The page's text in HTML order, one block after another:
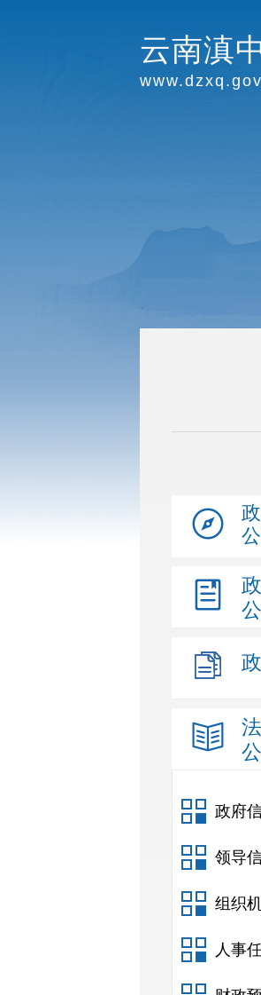
云南滇
政府
领导
组织
人事